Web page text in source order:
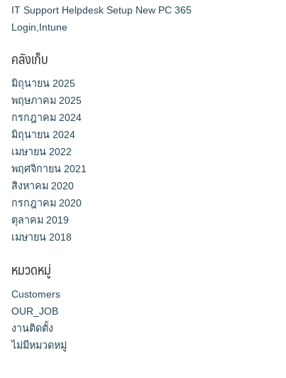
IT Support Helpdesk Setup New PC 365
Login,Intune
คลังเก็บ
มิถุนายน 2025
พฤษภาคม 2025
กรกฎาคม 2024
มิถุนายน 2024
เมษายน 2022
พฤศจิกายน 2021
สิงหาคม 2020
กรกฎาคม 2020
ตุลาคม 2019
เมษายน 2018
หมวดหมู่
Customers
OUR_JOB
งานติดตั้ง
ไม่มีหมวดหมู่